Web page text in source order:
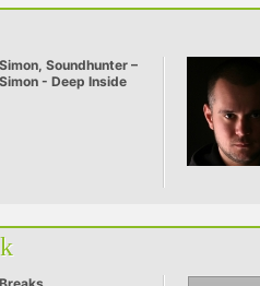
Simon, Soundhunter –
Simon - Deep Inside